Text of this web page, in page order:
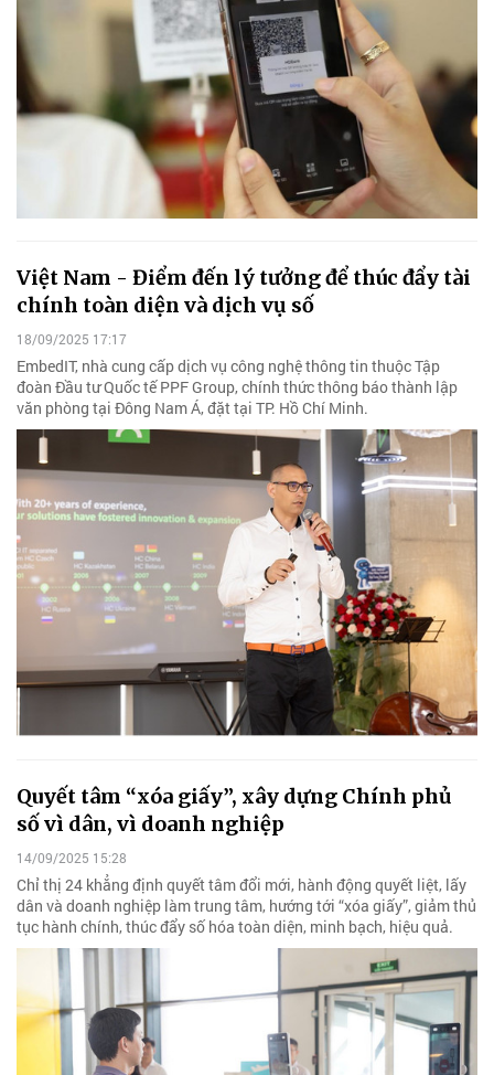
Việt Nam - Điểm đến lý tưởng để thúc đẩy tài
chính toàn diện và dịch vụ số
18/09/2025 17:17
EmbedIT, nhà cung cấp dịch vụ công nghệ thông tin thuộc Tập
đoàn Đầu tư Quốc tế PPF Group, chính thức thông báo thành lập
văn phòng tại Đông Nam Á, đặt tại TP. Hồ Chí Minh.
Quyết tâm “xóa giấy”, xây dựng Chính phủ
số vì dân, vì doanh nghiệp
14/09/2025 15:28
Chỉ thị 24 khẳng định quyết tâm đổi mới, hành động quyết liệt, lấy
dân và doanh nghiệp làm trung tâm, hướng tới “xóa giấy”, giảm thủ
tục hành chính, thúc đẩy số hóa toàn diện, minh bạch, hiệu quả.